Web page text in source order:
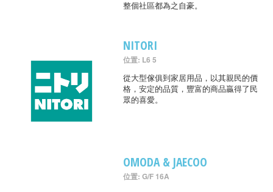
整個社區都為之自豪。
NITORI
位置: L6 5
從大型傢俱到家居用品，以其親民的價
格，安定的品質，豐富的商品贏得了民
眾的喜愛。
OMODA & JAECOO
位置: G/F 16A